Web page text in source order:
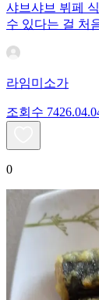
샤브샤브 뷔페
수 있다는 걸 처
라임미소가
조회수 74
0